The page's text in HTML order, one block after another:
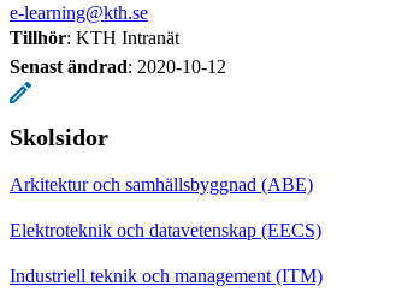
e-learning@kth.se
Tillhör: KTH Intranät
Senast ändrad: 2020-10-12
Skolsidor
Arkitektur och samhällsbyggnad (ABE)
Elektroteknik och datavetenskap (EECS)
Industriell teknik och management (ITM)